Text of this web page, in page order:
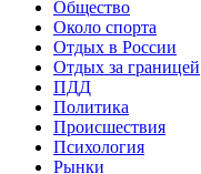
Общество
Около спорта
Отдых в России
Отдых за границей
ПДД
Политика
Происшествия
Психология
Рынки